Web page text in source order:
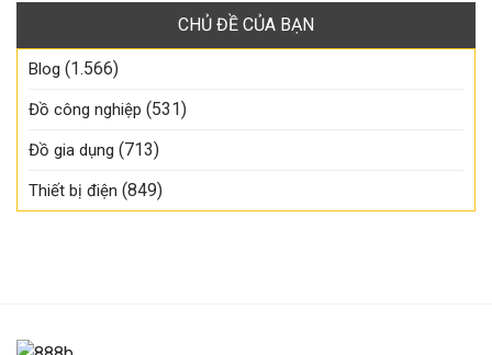
CHỦ ĐỀ CỦA BẠN
Blog (1.566)
Đồ công nghiệp (531)
Đồ gia dụng (713)
Thiết bị điện (849)